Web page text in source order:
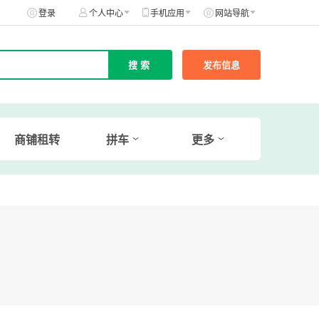
登录 个人中心 手机应用 网站导航
发布信息
商铺租转 拼车 更多